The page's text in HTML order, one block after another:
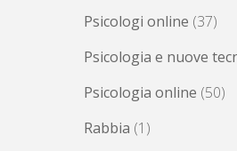
Psicologi online (37)
Psicologia e nuove
Psicologia online (50)
Rabbia (1)